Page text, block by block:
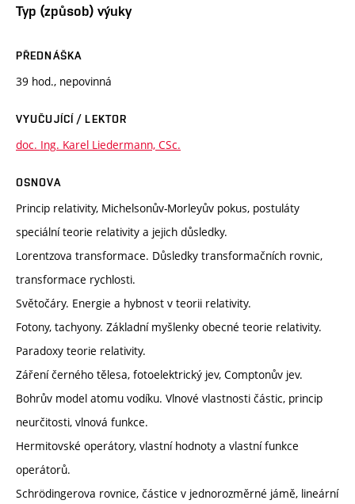
Typ (způsob) výuky
PŘEDNÁŠKA
39 hod., nepovinná
VYUČUJÍCÍ / LEKTOR
doc. Ing. Karel Liedermann, CSc.
OSNOVA
Princip relativity, Michelsonův-Morleyův pokus, postuláty
speciální teorie relativity a jejich důsledky.
Lorentzova transformace. Důsledky transformačních rovnic,
transformace rychlosti.
Světočáry. Energie a hybnost v teorii relativity.
Fotony, tachyony. Základní myšlenky obecné teorie relativity.
Paradoxy teorie relativity.
Záření černého tělesa, fotoelektrický jev, Comptonův jev.
Bohrův model atomu vodíku. Vlnové vlastnosti částic, princip
neurčitosti, vlnová funkce.
Hermitovské operátory, vlastní hodnoty a vlastní funkce
operátorů.
Schrödingerova rovnice, částice v jednorozměrné jámě, lineární